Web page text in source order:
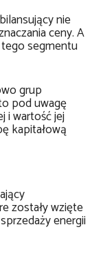
nie
ceny. A
segmentu
grup
pod uwagę
i wartość jej
kapitałową
zostały wzięte
energii